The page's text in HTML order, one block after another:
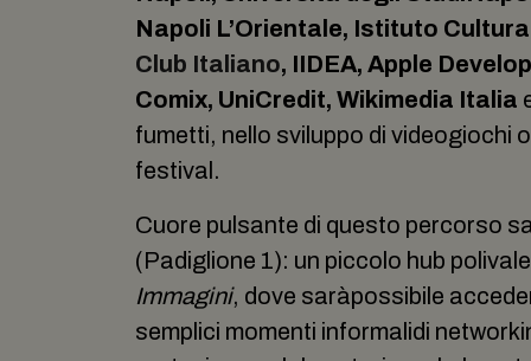
Napoli L’Orientale, Istituto
Club Italiano, IIDEA, Apple
Comix, UniCredit, Wikimedia Italia
fumetti, nello sviluppo di videogiochi
festival.
Cuore pulsante di questo percorso
(Padiglione 1): un piccolo hub
Immagini, dove saràpossibile
semplici momenti informalidi